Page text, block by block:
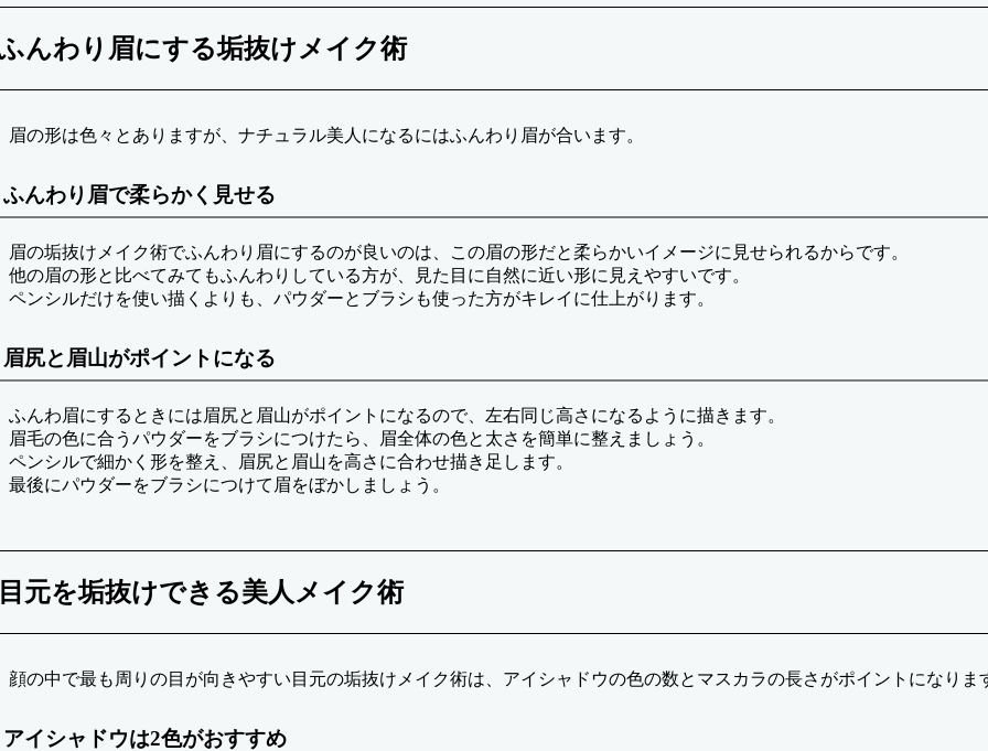
んわり眉にする垢抜けメイク術
眉の形は色々とありますが、ナチュラル美人になるにはふんわり眉が合います。
ふんわり眉で柔らかく見せる
眉の垢抜けメイク術でふんわり眉にするのが良いのは、この眉の形だと柔らかいイメージに見せられるからです。
他の眉の形と比べてみてもふんわりしている方が、見た目に自然に近い形に見えやすいです。
ペンシルだけを使い描くよりも、パウダーとブラシも使った方がキレイに仕上がります。
眉尻と眉山がポイントになる
ふんわ眉にするときには眉尻と眉山がポイントになるので、左右同じ高さになるように描きます。
眉毛の色に合うパウダーをブラシにつけたら、眉全体の色と太さを簡単に整えましょう。
ペンシルで細かく形を整え、眉尻と眉山を高さに合わせ描き足します。
最後にパウダーをブラシにつけて眉をぼかしましょう。
元を垢抜けできる美人メイク術
顔の中で最も周りの目が向きやすい目元の垢抜けメイク術は、アイシャドウの色の数とマスカラの長さがポイントになりま
アイシャドウは2色がおすすめ